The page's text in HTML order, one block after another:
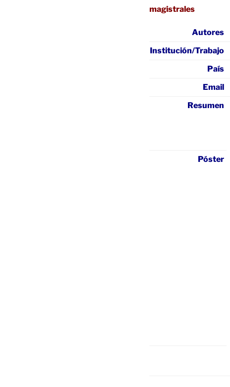
magistrales
Autores
Institución/Trabajo
País
Email
Resumen
Póster